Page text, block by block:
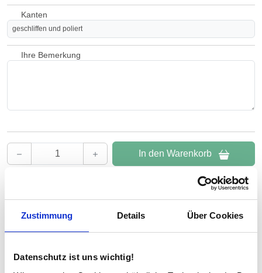
Zustimmung Details Über Cookies
Datenschutz ist uns wichtig!
Kanten
geschliffen und poliert
Ihre Bemerkung
In den Warenkorb
Telefon unter02 31 / 999 56 79
. Wir sind Mo–Fr von 08:00–16:00 Uhr für